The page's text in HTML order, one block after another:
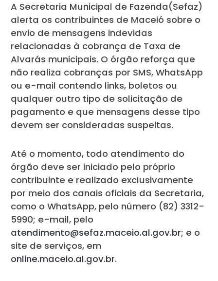
A Secretaria Municipal de Fazenda(Sefaz)
alerta os contribuintes de Maceió sobre o
envio de mensagens indevidas
relacionadas à cobrança de Taxa de
Alvarás municipais. O órgão reforça que
não realiza cobranças por SMS, WhatsApp
ou e-mail contendo links, boletos ou
qualquer outro tipo de solicitação de
pagamento e que mensagens desse tipo
devem ser consideradas suspeitas.
Até o momento, todo atendimento do
órgão deve ser iniciado pelo próprio
contribuinte e realizado exclusivamente
por meio dos canais oficiais da Secretaria,
como o WhatsApp, pelo número (82) 3312-
5990; e-mail, pelo
atendimento@sefaz.maceio.al.gov.br; e o
site de serviços, em
online.maceio.al.gov.br.